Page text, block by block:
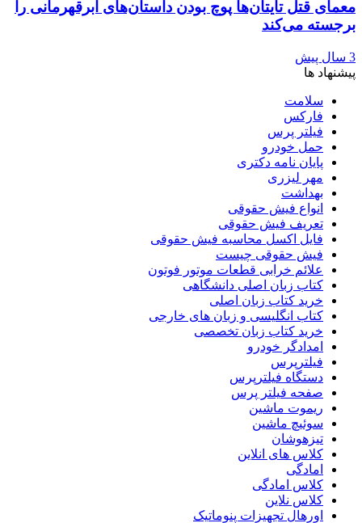
معمای قتل تایتان‌ها پوچ بودن داستان‌های ابرقهرمانی را
برجسته می‌کند
3 سال پیش
پیشنهاد ها
سلامت
فارکس
فیلتر پرس
حمل خودرو
پایان نامه دکتری
مهر لیزری
بهداشت
انواع فیش حقوقی
تعریف فیش حقوقی
فایل اکسل محاسبه فیش حقوقی
فیش حقوقی چیست
علائم خرابی قطعات موتور فوتون
کتاب زبان اصلی دانشگاهی
خرید کتاب زبان اصلی
کتاب انگلیسی و زبان های خارجی
خرید کتاب زبان تخصصی
امدادگر خودرو
فیلترپرس
دستگاه فیلترپرس
صفحه فیلتر پرس
ریموت ماشین
سوئیچ ماشین
تیزهوشان
کلاس های انلاین
امادگی
کلاس امادگی
کلاس نلاین
اورهال تجهیزات پنوماتیک